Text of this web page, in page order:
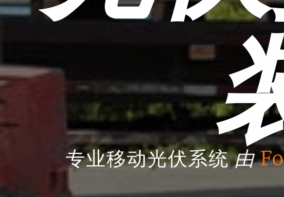
专业移动光伏系统由